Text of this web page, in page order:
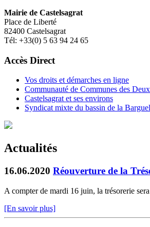
Mairie de Castelsagrat
Place de Liberté
82400 Castelsagrat
Tél: +33(0) 5 63 94 24 65
Accès Direct
Vos droits et démarches en ligne
Communauté de Communes des
Castelsagrat et ses environs
Syndicat mixte du bassin de la
Actualités
16.06.2020 Réouverture de la
A compter de mardi 16 juin, la trésorerie
[En savoir plus]